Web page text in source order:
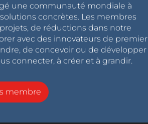
une communauté mondiale à
concrètes. Les membres
de réductions dans notre
avec des innovateurs de premier
de concevoir ou de développer
connecter, à créer et à grandir.
membre